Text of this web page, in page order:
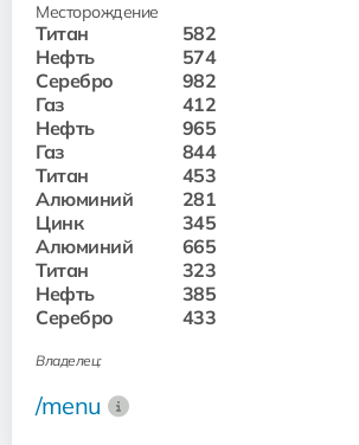
Месторождение
Титан
582
Нефть
574
Серебро
982
Газ
412
Нефть
965
Газ
844
Титан
453
Алюминий
281
Цинк
345
Алюминий
665
Титан
323
Нефть
385
Серебро
433
Владелец:
/menu